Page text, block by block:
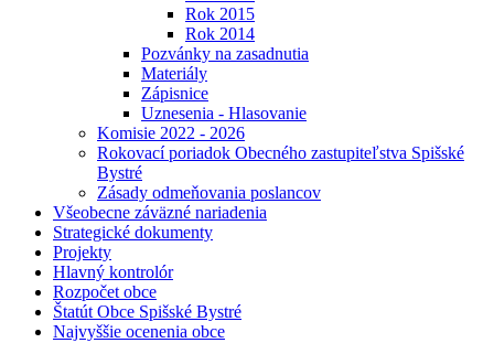
Rok 2015
Rok 2014
Pozvánky na zasadnutia
Materiály
Zápisnice
Uznesenia - Hlasovanie
Komisie 2022 - 2026
Rokovací poriadok Obecného zastupiteľstva Spišské
Bystré
Zásady odmeňovania poslancov
Všeobecne záväzné nariadenia
Strategické dokumenty
Projekty
Hlavný kontrolór
Rozpočet obce
Štatút Obce Spišské Bystré
Najvyššie ocenenia obce